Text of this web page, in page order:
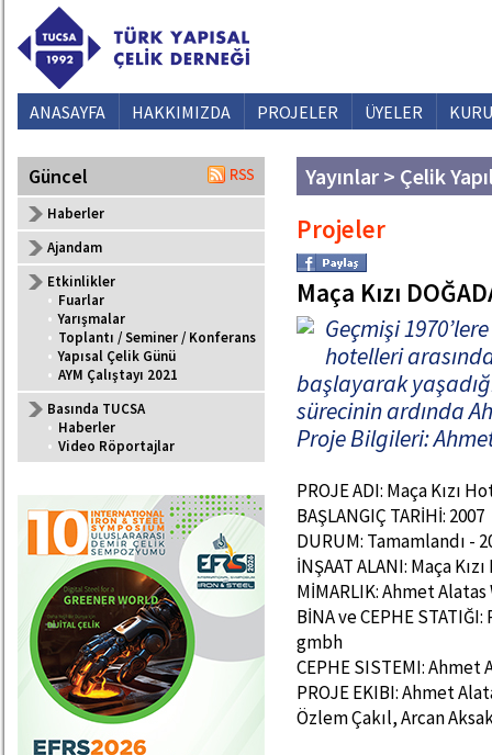
ANASAYFA HAKKIMIZDA PROJELER ÜYELER
Güncel
Haberler
Ajandam
Etkinlikler
• Fuarlar
• Yarışmalar
• Toplantı / Seminer / Konferans
• Yapısal Çelik Günü
• AYM Çalıştayı 2021
Basında TUCSA
• Haberler
• Video Röportajlar
Yayınlar > Çelik
Projeler
Maça Kızı
Geçmişi
hotelleri arasında
başlayarak
sürecinin ardında
Proje Bilgileri:
PROJE ADI: Maça Kızı
BAŞLANGIÇ TARİHİ: 2007
DURUM: Tamamlandı -
İNŞAAT ALANI: Maça
MİMARLIK: Ahmet
BİNA ve CEPHE
gmbh
CEPHE SISTEMI: Ahmet
PROJE EKIBI: Ahmet
Özlem Çakıl, Arcan